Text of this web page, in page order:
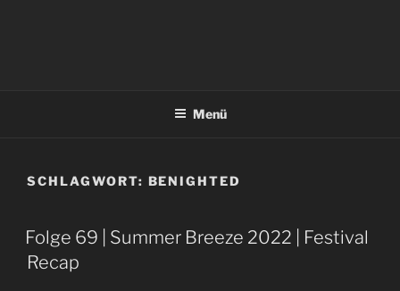
Menü
SCHLAGWORT: BENIGHTED
Folge 69 | Summer Breeze 2022 | Festival
Recap